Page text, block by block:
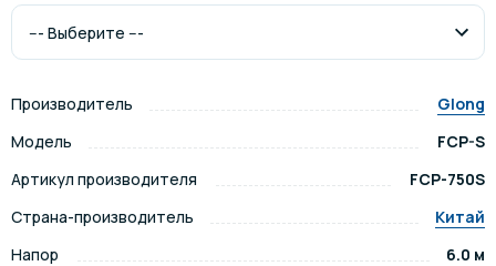
Производитель
Glong
Модель
FCP-S
Артикул производителя
FCP-750S
Страна-производитель
Китай
Напор
6.0 м